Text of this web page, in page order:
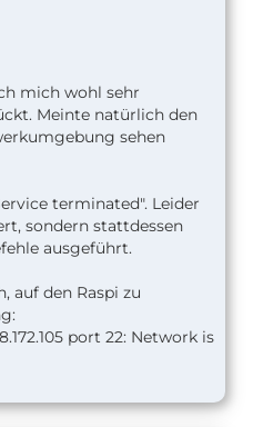
mich wohl sehr
Meinte natürlich den
sehen
terminated". Leider
sondern stattdessen
ausgeführt.
auf den Raspi zu
port 22: Network is